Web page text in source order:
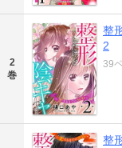
2
巻
整
2
39
整